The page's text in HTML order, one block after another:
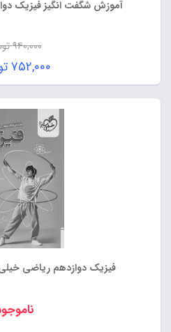
آموزش شگفت انگیز فیزیک
۹۴۰,۰۰۰
بود.
۷۵۲,۰۰۰
فیزیک دوازدهم ریاضی